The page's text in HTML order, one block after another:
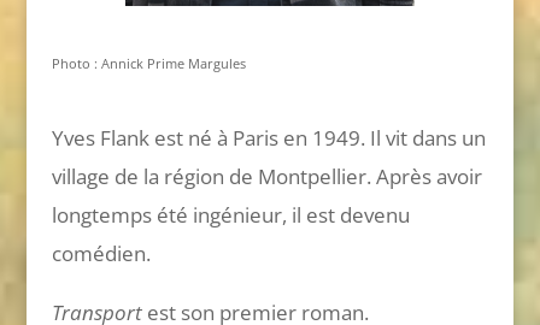
Photo : Annick Prime Margules
Yves Flank est né à Paris en 1949. Il vit dans un
village de la région de Montpellier. Après avoir
longtemps été ingénieur, il est devenu
comédien.
Transportest son premier roman.